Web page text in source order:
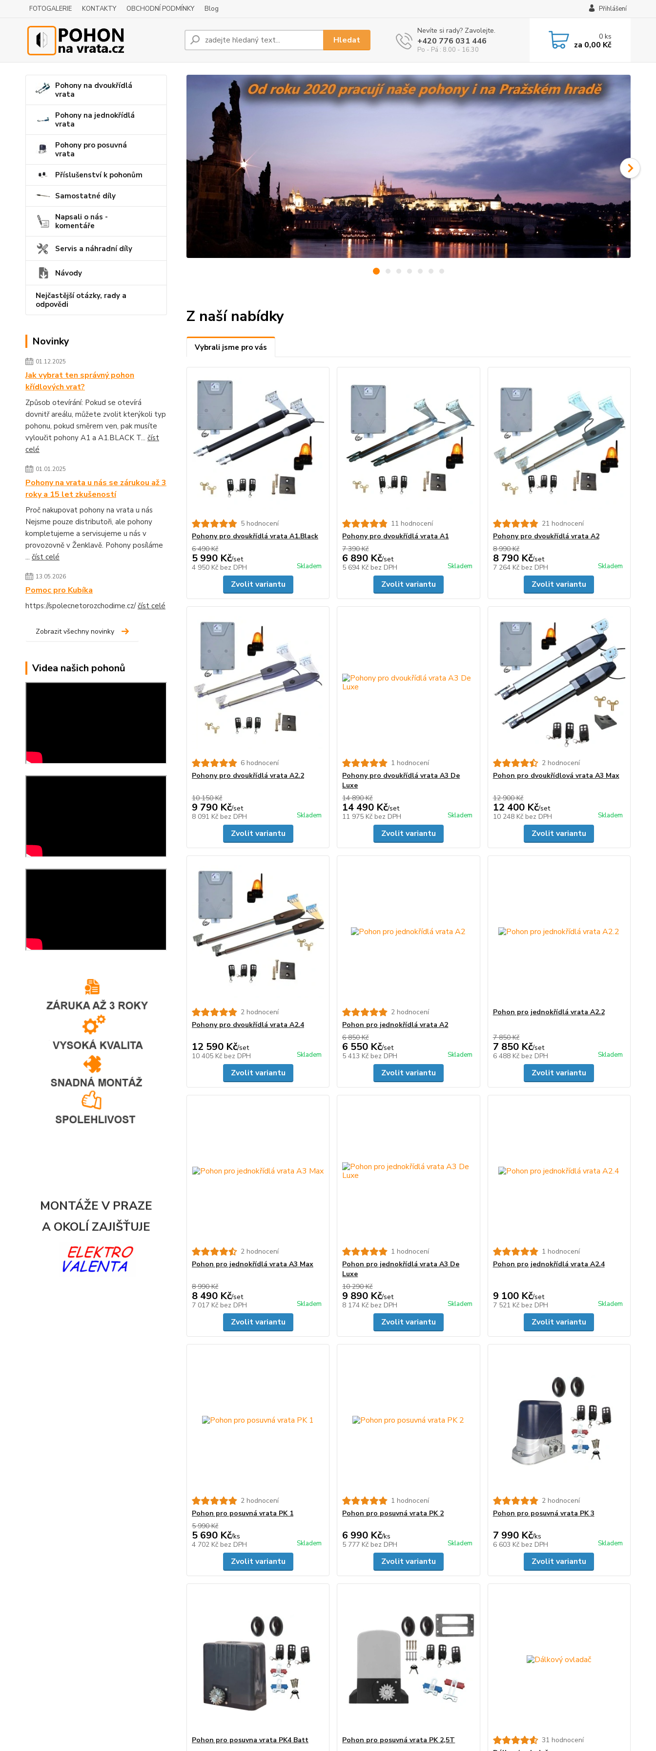
FOTOGALERIE KONTAKTY OBCHODNÍ PODMÍNKY Blog Přihlášení
Hledat
Nevíte si rady? Zavolejte.
+420 776 031 446
Po - Pá : 8.00 - 16.30
0ks
za 0,00 Kč
Pohony na dvoukřídlá
vrata
Pohony na jednokřídlá
vrata
Pohony pro posuvná
vrata
Příslušenství k pohonům
Samostatné díly
Napsali o nás -
komentáře
Servis a náhradní díly
Návody
Nejčastější otázky, rady a
odpovědi
Novinky
01.12.2025
Jak vybrat ten správný pohon
křídlových vrat?
Způsob otevírání: Pokud se otevírá
dovnitř areálu, můžete zvolit kterýkoli typ
pohonu, pokud směrem ven, pak musíte
vyloučit pohony A1 a A1.BLACK T... číst
celé
01.01.2025
Pohony na vrata u nás se zárukou až 3
roky a 15 let zkušeností
Proč nakupovat pohony na vrata u nás
Nejsme pouze distributoři, ale pohony
kompletujeme a servisujeme u nás v
provozovně v Ženklavě. Pohony posíláme
... číst celé
13.05.2026
Pomoc pro Kubíka
https://spolecnetorozchodime.cz/číst celé
Zobrazit všechny novinky
Videa našich pohonů
MONTÁŽE V PRAZE
A OKOLÍ ZAJIŠŤUJE
Z naší nabídky
Vybrali jsme pro vás
5 hodnocení
Pohony pro dvoukřídlá vrata A1.Black
6 490 Kč
5 990 Kč/set
4 950 Kč bez DPH Skladem
Zvolit variantu
11 hodnocení
Pohony pro dvoukřídlá vrata A1
7 390 Kč
6 890 Kč/set
5 694 Kč bez DPH Skladem
Zvolit variantu
21 hodnocení
Pohony pro dvoukřídlá vrata A2
8 990 Kč
8 790 Kč/set
7 264 Kč bez DPH Skladem
Zvolit variantu
6 hodnocení
Pohony pro dvoukřídlá vrata A2.2
10 150 Kč
9 790 Kč/set
8 091 Kč bez DPH Skladem
Zvolit variantu
1 hodnocení
Pohony pro dvoukřídlá vrata A3 De
Luxe
14 890 Kč
14 490 Kč/set
11 975 Kč bez DPH Skladem
Zvolit variantu
2 hodnocení
Pohon pro dvoukřídlová vrata A3 Max
12 900 Kč
12 400 Kč/set
10 248 Kč bez DPH Skladem
Zvolit variantu
2 hodnocení
Pohony pro dvoukřídlá vrata A2.4
12 590 Kč/set
10 405 Kč bez DPH Skladem
Zvolit variantu
2 hodnocení
Pohon pro jednokřídlá vrata A2
6 850 Kč
6 550 Kč/set
5 413 Kč bez DPH Skladem
Zvolit variantu
Pohon pro jednokřídlá vrata A2.2
7 850 Kč
7 850 Kč/set
6 488 Kč bez DPH Skladem
Zvolit variantu
2 hodnocení
Pohon pro jednokřídlá vrata A3 Max
8 990 Kč
8 490 Kč/set
7 017 Kč bez DPH Skladem
Zvolit variantu
1 hodnocení
Pohon pro jednokřídlá vrata A3 De
Luxe
10 290 Kč
9 890 Kč/set
8 174 Kč bez DPH Skladem
Zvolit variantu
1 hodnocení
Pohon pro jednokřídlá vrata A2.4
9 100 Kč/set
7 521 Kč bez DPH Skladem
Zvolit variantu
2 hodnocení
Pohon pro posuvná vrata PK 1
5 990 Kč
5 690 Kč/ks
4 702 Kč bez DPH Skladem
Zvolit variantu
1 hodnocení
Pohon pro posuvná vrata PK 2
6 990 Kč/ks
5 777 Kč bez DPH Skladem
Zvolit variantu
2 hodnocení
Pohon pro posuvná vrata PK 3
7 990 Kč/ks
6 603 Kč bez DPH Skladem
Zvolit variantu
Pohon pro posuvna vrata PK4 Batt Pohon pro posuvná vrata PK 2,5T
31 hodnocení